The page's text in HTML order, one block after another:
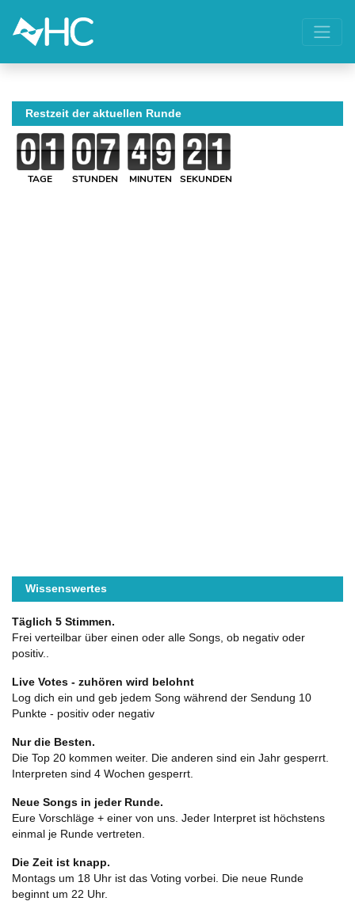
Restzeit der aktuellen Runde
TAGE STUNDEN MINUTEN SEKUNDEN
Wissenswertes
Täglich 5 Stimmen.
Frei verteilbar über einen oder alle Songs, ob negativ oder
positiv..
Live Votes - zuhören wird belohnt
Log dich ein und geb jedem Song während der Sendung 10
Punkte - positiv oder negativ
Nur die Besten.
Die Top 20 kommen weiter. Die anderen sind ein Jahr gesperrt.
Interpreten sind 4 Wochen gesperrt.
Neue Songs in jeder Runde.
Eure Vorschläge + einer von uns. Jeder Interpret ist höchstens
einmal je Runde vertreten.
Die Zeit ist knapp.
Montags um 18 Uhr ist das Voting vorbei. Die neue Runde
beginnt um 22 Uhr.